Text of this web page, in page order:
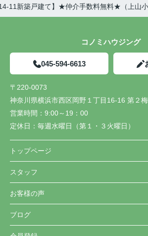
11新築戸建て】★仲介手数料無料★（上山小
コノミハウジング
045-594-6613
〒220-0073
神奈川県横浜市西区岡野１丁目16-16 第２
営業時間： 9:00～19：00
定休日： 毎週水曜日（第１・３火曜日）
トップページ
スタッフ
お客様の声
ブログ